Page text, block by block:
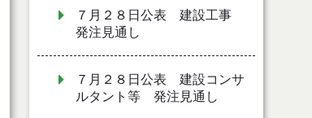
７月２８日公表 建設工事
発注見通し
７月２８日公表 建設コンサ
ルタント等 発注見通し